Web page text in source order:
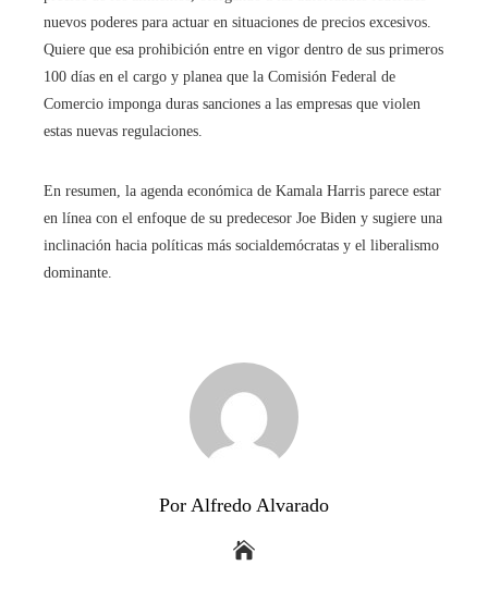
nuevos poderes para actuar en situaciones de precios excesivos.
Quiere que esa prohibición entre en vigor dentro de sus primeros
100 días en el cargo y planea que la Comisión Federal de
Comercio imponga duras sanciones a las empresas que violen
estas nuevas regulaciones.
En resumen, la agenda económica de Kamala Harris parece estar
en línea con el enfoque de su predecesor Joe Biden y sugiere una
inclinación hacia políticas más socialdemócratas y el liberalismo
dominante.
Por Alfredo Alvarado